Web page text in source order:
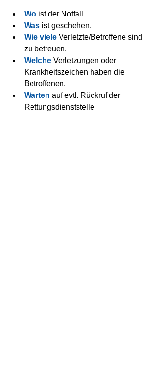
Wo ist der Notfall.
Was ist geschehen.
Wie viele Verletzte/Betroffene sind
zu betreuen.
Welche Verletzungen oder
Krankheitszeichen haben die
Betroffenen.
Warten auf evtl. Rückruf der
Rettungsdienststelle